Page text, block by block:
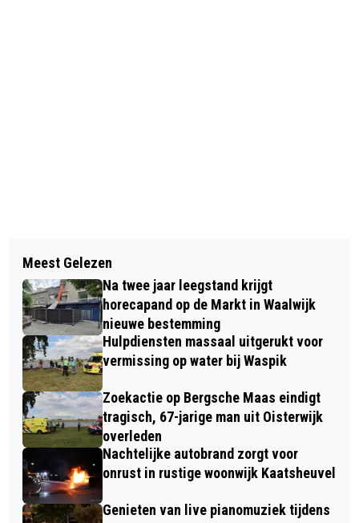
EERSTE DEEL DRONGELENS
KANAALWEG OPENT OP 6 JULI BIJ
WAALWIJK
GEMEENTE WAALWIJK KONDIGT
SUBSIDIEKORTING VOOR CULTURELE
PARTNERS AAN
Meest Gelezen
Na twee jaar leegstand krijgt
horecapand op de Markt in Waalwijk
nieuwe bestemming
Hulpdiensten massaal uitgerukt voor
vermissing op water bij Waspik
Zoekactie op Bergsche Maas eindigt
tragisch, 67-jarige man uit Oisterwijk
overleden
Nachtelijke autobrand zorgt voor
onrust in rustige woonwijk Kaatsheuvel
Genieten van live pianomuziek tijdens